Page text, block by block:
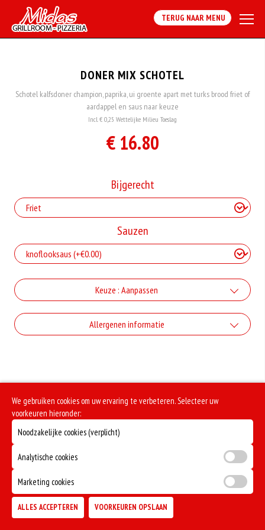
TERUG NAAR MENU
DONER MIX SCHOTEL
Schotel kalfsdoner champion, paprika, ui groente apart met turks brood friet of
aardappel en saus naar keuze
Incl. € 0,25 Wettelijke Milieu Toeslag
€ 16.80
Bijgerecht
Sauzen
Keuze : Aanpassen
Sla Apart
+€0.00
Zonder Groente
Zonder Uien
+€0.00
Saus Apart
Allergenen informatie
We gebruiken cookies om uw ervaring te verbeteren. Selecteer uw
voorkeuren hieronder:
Noodzakelijke cookies (verplicht)
Analytische cookies
Marketing cookies
ALLES ACCEPTEREN VOORKEUREN OPSLAAN